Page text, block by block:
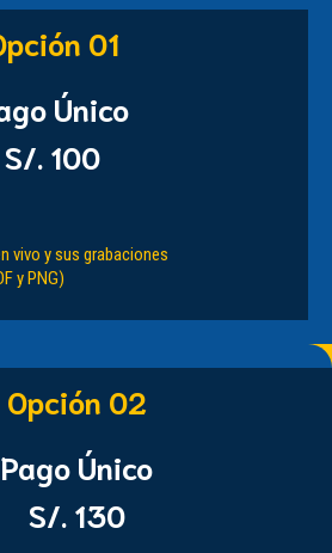
01
Único
S/. 100
vivo y sus grabaciones
y PNG)
Opción 02
Pago Único
S/. 130